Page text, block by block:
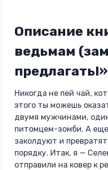
Описание
ведьмам
предлагать!»
Никогда не пей чай,
этого ты можешь
двумя мужчинами,
питомцем-зомби. А
заколдуют и
порядку. Итак, я —
отправили на ковер к